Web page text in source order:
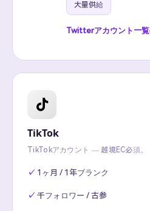
大量供給
Twitterアカウント一覧
TikTok
TikTokアカウント — 越境EC必須。
1ヶ月 / 1年ブランク
千フォロワー / 古参